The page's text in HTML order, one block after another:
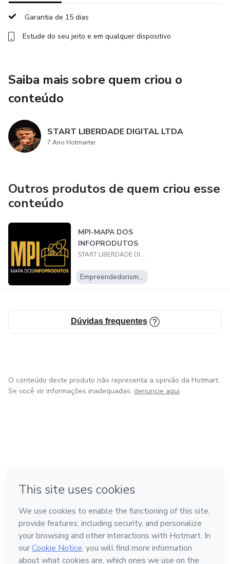
Garantia de 15 dias
Estude do seu jeito e em qualquer dispositivo
Saiba mais sobre quem criou o
conteúdo
START LIBERDADE DIGITAL LTDA
7 Ano Hotmarter
Outros produtos de quem criou esse
conteúdo
MPI-MAPA DOS
INFOPRODUTOS
START LIBERDADE DIGITAL LTDA
Empreendedorismo Digital
Dúvidas frequentes
O conteúdo deste produto não representa a opinião da Hotmart.
Se você vir informações inadequadas, denuncie aqui
Feito com ❤ em Bogotá
Conheça a Hotmart